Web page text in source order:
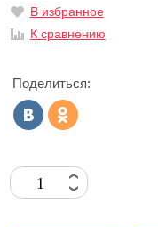
В избранное
К сравнению
Поделиться: